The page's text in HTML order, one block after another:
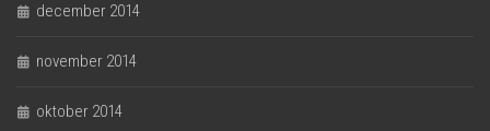
december 2014
november 2014
oktober 2014